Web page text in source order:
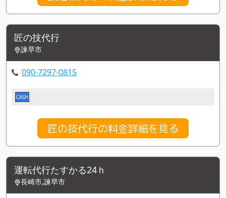
匠の技代行
諫早市
090-7297-0815
CASH
匠の技代行の料金詳細を見る
運転代行たすかる24ｈ
長崎市,諫早市